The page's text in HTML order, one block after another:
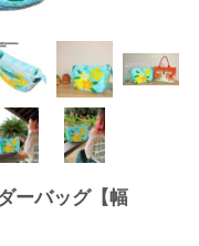
ーバッグ【幅